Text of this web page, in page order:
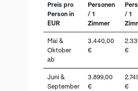
Preis pro
Person in
EUR
Personen
/ 1
Zimmer
/ 1
Mai &
Oktober
ab
3.440,00
€
€
Juni &
September
3.899,00
€
€